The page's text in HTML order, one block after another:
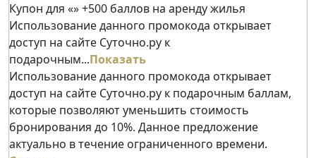
Купон для «» +500 баллов на аренду жилья
Использование данного промокода открывает
доступ на сайте Суточно.ру к
подарочным...Показать
Использование данного промокода открывает
доступ на сайте Суточно.ру к подарочным баллам,
которые позволяют уменьшить стоимость
бронирования до 10%. Данное предложение
актуально в течение ограниченного времени.